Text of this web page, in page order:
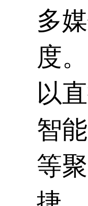
多
度
以
智
等